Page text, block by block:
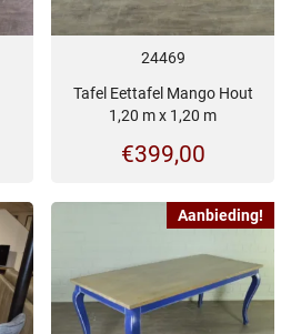
24469
Tafel Eettafel Mango Hout
1,20 m x 1,20 m
€399,00
Aanbieding!